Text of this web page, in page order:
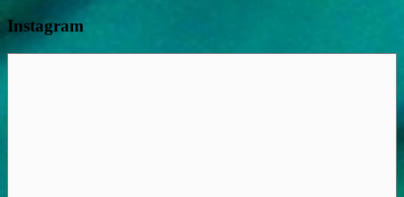
Instagram